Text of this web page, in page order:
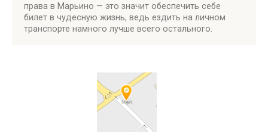
права в Марьино — это значит обеспечить себе
билет в чудесную жизнь, ведь ездить на личном
транспорте намного лучше всего остального.